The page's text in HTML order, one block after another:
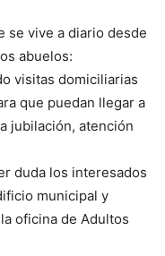
se vive a diario desde
abuelos:
visitas domiciliarias
que puedan llegar a
jubilación, atención
duda los interesados
municipal y
oficina de Adultos